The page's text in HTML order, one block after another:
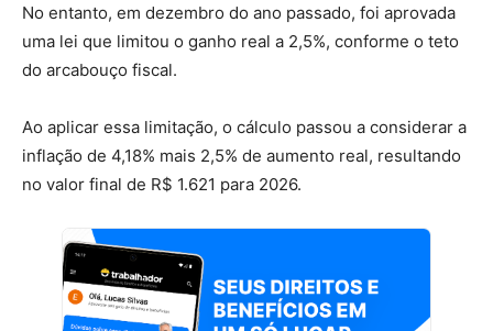
No entanto, em dezembro do ano passado, foi aprovada
uma lei que limitou o ganho real a 2,5%, conforme o teto
do arcabouço fiscal.
Ao aplicar essa limitação, o cálculo passou a considerar a
inflação de 4,18% mais 2,5% de aumento real, resultando
no valor final de R$ 1.621 para 2026.